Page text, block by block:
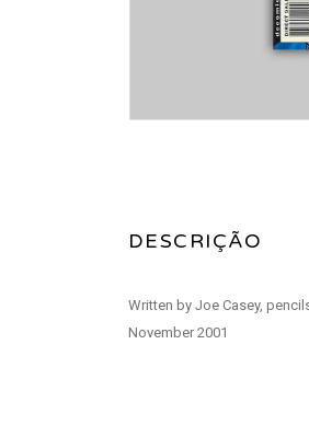
DESCRIÇÃO
Written by Joe Casey,
November 2001